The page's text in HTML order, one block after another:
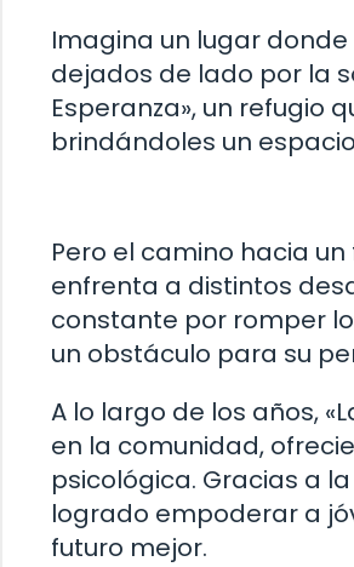
Imagina un lugar
dejados de lado por la
Esperanza», un refugio
brindándoles un
Pero el camino hacia
enfrenta a distintos
constante por romper
un obstáculo para su
A lo largo de los años,
en la comunidad,
psicológica. Gracias a
logrado empoderar a
futuro mejor.